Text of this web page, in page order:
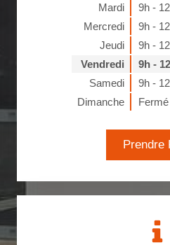
Mardi
9h -
Mercredi
9h -
Jeudi
9h -
Vendredi
9h -
Samedi
9h -
Dimanche
Fermé
Prendre